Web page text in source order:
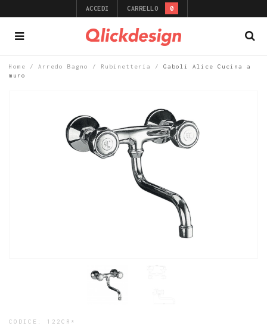
ACCEDI CARRELLO 0
Home / Arredo Bagno / Rubinetteria /
Gaboli Alice Cucina a
muro
CODICE: 122CR*